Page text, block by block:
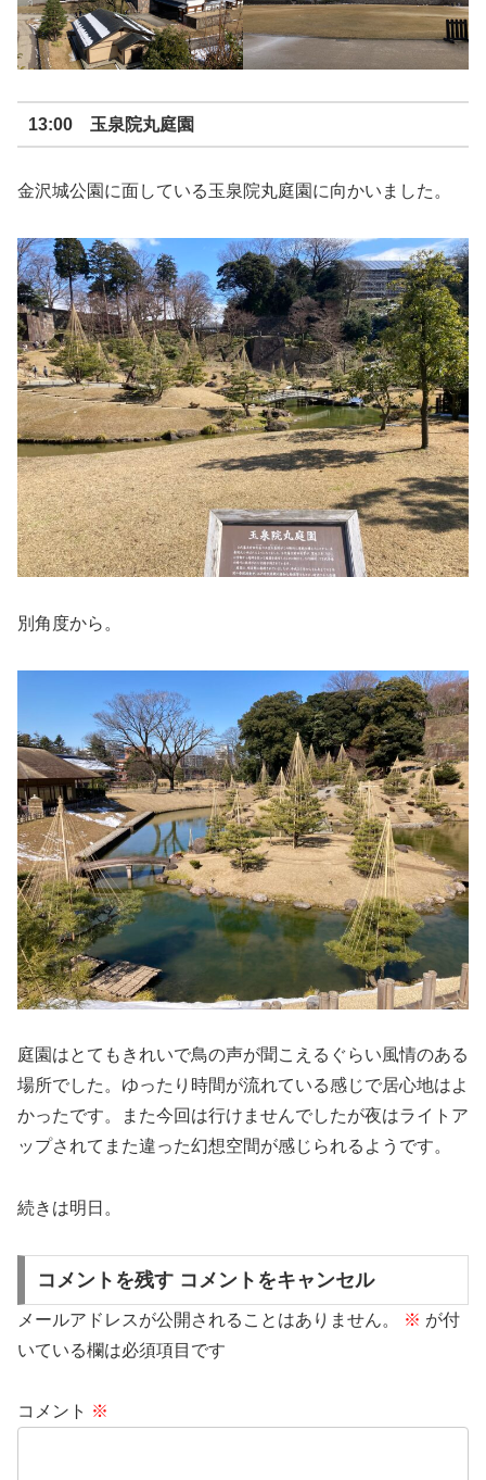
13:00 玉泉院丸庭園
金沢城公園に面している玉泉院丸庭園に向かいました。
別角度から。
庭園はとてもきれいで鳥の声が聞こえるぐらい風情のある
場所でした。ゆったり時間が流れている感じで居心地はよ
かったです。また今回は行けませんでしたが夜はライトア
ップされてまた違った幻想空間が感じられるようです。
続きは明日。
コメントを残す コメントをキャンセル
メールアドレスが公開されることはありません。 ※ が付
いている欄は必須項目です
コメント ※